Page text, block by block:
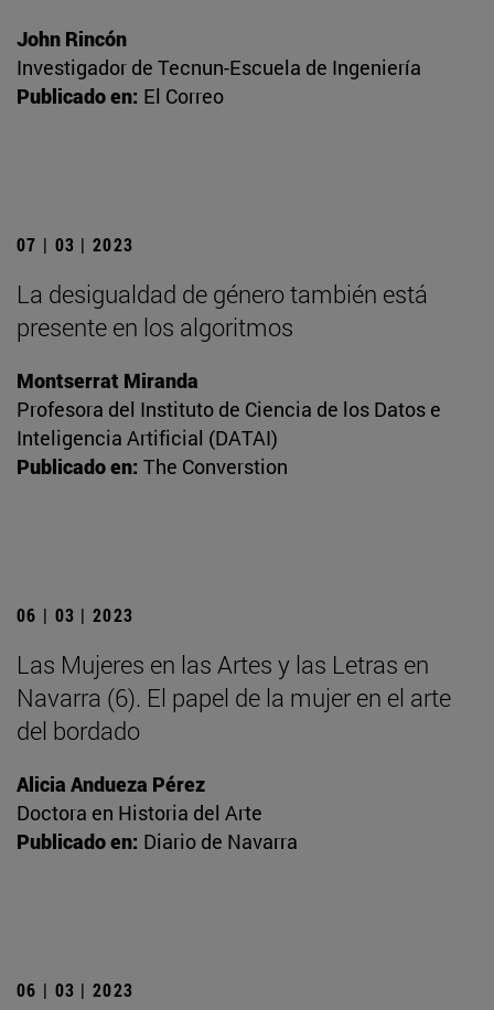
John Rincón
Investigador de Tecnun-Escuela de Ingeniería
Publicado en: El Correo
07 | 03 | 2023
La desigualdad de género también está
presente en los algoritmos
Montserrat Miranda
Profesora del Instituto de Ciencia de los Datos e
Inteligencia Artificial (DATAI)
Publicado en: The Converstion
06 | 03 | 2023
Las Mujeres en las Artes y las Letras en
Navarra (6). El papel de la mujer en el arte
del bordado
Alicia Andueza Pérez
Doctora en Historia del Arte
Publicado en: Diario de Navarra
06 | 03 | 2023